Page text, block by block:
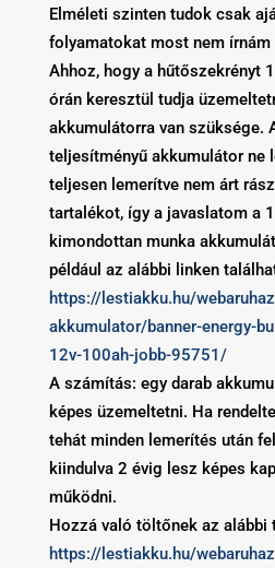
Elméleti szinten tudok csak
folyamatokat most nem írnám
Ahhoz, hogy a hűtőszekrényt
órán keresztül tudja
akkumulátorra van szüksége.
teljesítményű akkumulátor ne
teljesen lemerítve nem árt
tartalékot, így a javaslatom a
kimondottan munka
például az alábbi linken
https://lestiakku.hu/
akkumulator/banner-energy-
12v-100ah-jobb-95751/
A számítás: egy darab
képes üzemeltetni. Ha
tehát minden lemerítés után
kiindulva 2 évig lesz képes
működni.
Hozzá való töltőnek az alábbi
https://lestiakku.hu/